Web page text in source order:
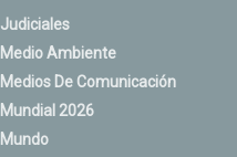
Judiciales
Medio Ambiente
Medios De Comunicación
Mundial 2026
Mundo